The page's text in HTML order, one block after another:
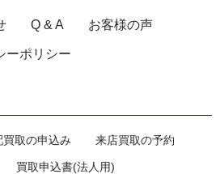
Q & A お客様の声
ーポリシー
買取の申込み 来店買取の予約
買取申込書(法人用)